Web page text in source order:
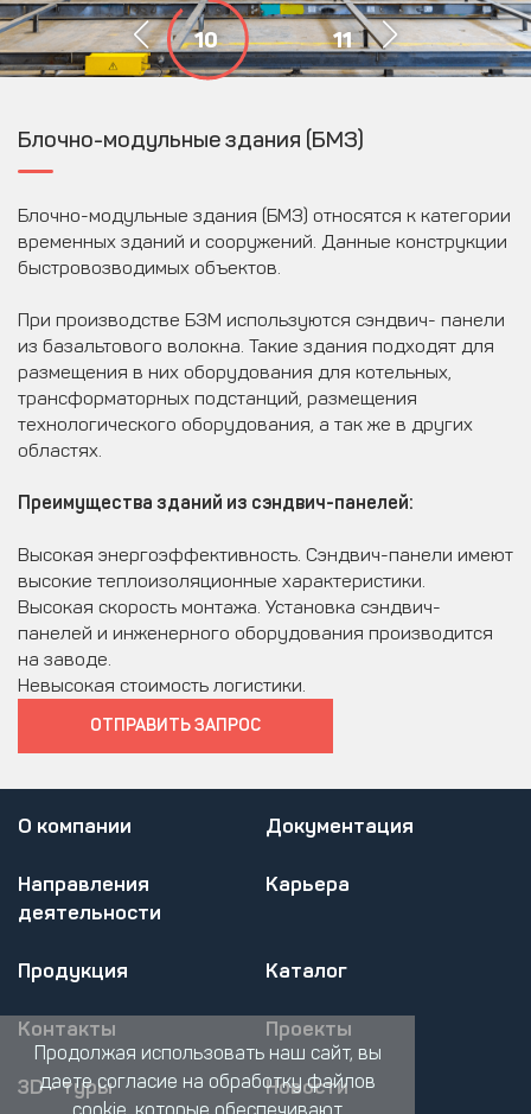
Блочно-модульные здания (БМЗ)
Блочно-модульные здания (БМЗ) относятся к категории
временных зданий и сооружений. Данные конструкции
быстровозводимых объектов.
При производстве БЗМ используются сэндвич- панели
из базальтового волокна. Такие здания подходят для
размещения в них оборудования для котельных,
трансформаторных подстанций, размещения
технологического оборудования, а так же в других
областях.
Преимущества зданий из сэндвич-панелей:
Высокая энергоэффективность. Сэндвич-панели имеют
высокие теплоизоляционные характеристики.
Высокая скорость монтажа. Установка сэндвич-
панелей и инженерного оборудования производится
на заводе.
Невысокая стоимость логистики.
ОТПРАВИТЬ ЗАПРОС
10 11
О компании
Направления
деятельности
Продукция Каталог
Проекты
Новости
Документация
Карьера
Контакты
3D - туры
Продолжая использовать наш сайт, вы
даете согласие на обработку файлов